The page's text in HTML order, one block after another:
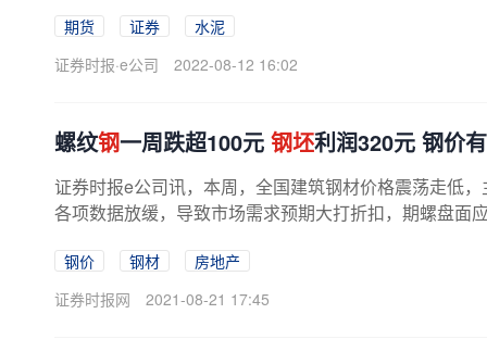
期货 证券
水泥
证券时报·e公司
2022-08-12 16:02
螺纹钢一周跌超100元 钢坯利润320元 钢价
证券时报e公司讯，本周，全国建筑钢材价格震荡走低
各项数据放缓，导致市场需求预期大打折扣，期螺盘面
钢价 钢材
房地产
证券时报网
2021-08-21 17:45